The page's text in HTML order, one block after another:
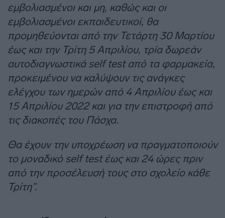
εμβολιασμένοι και μη, καθώς και οι
εμβολιασμένοι εκπαιδευτικοί, θα
προμηθεύονται από την Τετάρτη 30 Μαρτίου
έως και την Τρίτη 5 Απριλίου, τρία δωρεάν
αυτοδιαγνωστικά self test από τα φαρμακεία,
προκειμένου να καλύψουν τις ανάγκες
ελέγχου των ημερών από 4 Απριλίου έως και
15 Απριλίου 2022 και για την επιστροφή από
τις διακοπές του Πάσχα.
Θα έχουν την υποχρέωση να πραγματοποιούν
το μοναδικό self test έως και 24 ώρες πριν
από την προσέλευσή τους στο σχολείο κάθε
Τρίτη”.